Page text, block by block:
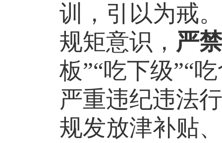
训，引以为戒
规矩意识， 严禁
板”“吃下级”“
严重违纪违法
规发放津补贴